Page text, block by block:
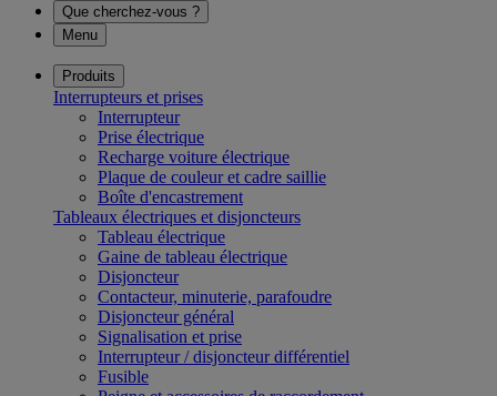
Que cherchez-vous ?
Menu
Produits
Interrupteurs et prises
Interrupteur
Prise électrique
Recharge voiture électrique
Plaque de couleur et cadre saillie
Boîte d'encastrement
Tableaux électriques et disjoncteurs
Tableau électrique
Gaine de tableau électrique
Disjoncteur
Contacteur, minuterie, parafoudre
Disjoncteur général
Signalisation et prise
Interrupteur / disjoncteur différentiel
Fusible